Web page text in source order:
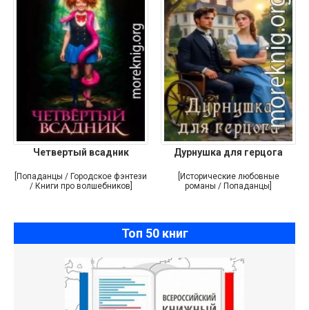
Четвертый всадник
[Попаданцы / Городское фэнтези
/ Книги про волшебников]
Дурнушка для герцога
[Исторические любовные
романы / Попаданцы]
Топ 50 книг